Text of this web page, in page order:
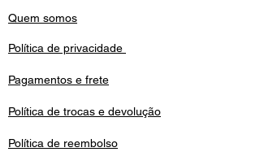
Quem somos
Política de privacidade
Pagamentos e frete
Política de trocas e devolução
Política de reembolso